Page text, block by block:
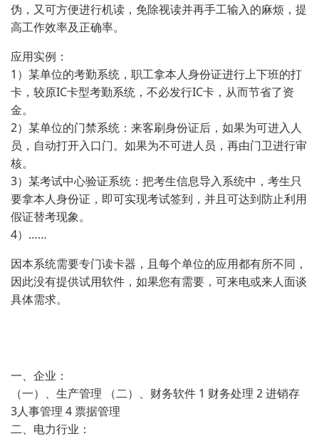
伪，又可方便进行机读，免除视读并再手工输入的麻烦，提
高工作效率及正确率。
应用实例：
1）某单位的考勤系统，职工拿本人身份证进行上下班的打
卡，较原IC卡型考勤系统，不必发行IC卡，从而节省了资
金。
2）某单位的门禁系统：来客刷身份证后，如果为可进入人
员，自动打开入口门。如果为不可进人员，再由门卫进行审
核。
3）某考试中心验证系统：把考生信息导入系统中，考生只
要拿本人身份证，即可实现考试签到，并且可达到防止利用
假证替考现象。
4）……
因本系统需要专门读卡器，且每个单位的应用都有所不同，
因此没有提供试用软件，如果您有需要，可来电或来人面谈
具体需求。
一、企业：
（一）、生产管理 （二）、财务软件 1 财务处理 2 进销存
3人事管理 4 票据管理
二、电力行业：